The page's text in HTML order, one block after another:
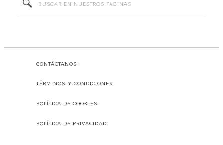
CONTÁCTANOS
TÉRMINOS Y CONDICIONES
POLÍTICA DE COOKIES
POLÍTICA DE PRIVACIDAD